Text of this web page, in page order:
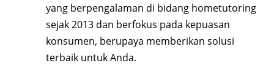
yang berpengalaman di bidang hometutoring
sejak 2013 dan berfokus pada kepuasan
konsumen, berupaya memberikan solusi
terbaik untuk Anda.